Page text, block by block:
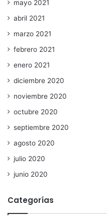
mayo 2021
abril 2021
marzo 2021
febrero 2021
enero 2021
diciembre 2020
noviembre 2020
octubre 2020
septiembre 2020
agosto 2020
julio 2020
junio 2020
Categorías